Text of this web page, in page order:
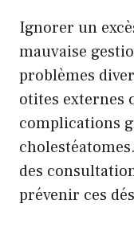
Ignorer un
mauvaise
problèmes
otites externes
complications
des
prévenir ces